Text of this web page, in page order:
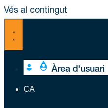
Vés al contingut
Àrea d'usuari
CA